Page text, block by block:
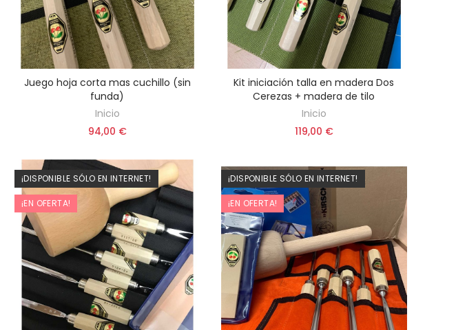
AÑADIR AL CARRITO
Juego hoja corta mas cuchillo (sin
funda)
Inicio
94,00 €
AÑADIR AL CARRITO
Kit iniciación talla en madera Dos
Cerezas + madera de tilo
Inicio
119,00 €
¡DISPONIBLE SÓLO EN INTERNET!
¡EN OFERTA!
¡DISPONIBLE SÓLO EN INTERNET!
¡EN OFERTA!